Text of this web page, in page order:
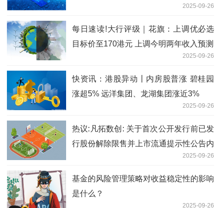
2025-09-26
每日速读!大行评级｜花旗：上调优必选
目标价至170港元 上调今明两年收入预测
2025-09-26
快资讯：港股异动丨内房股普涨 碧桂园
涨超5% 远洋集团、龙湖集团涨近3%
2025-09-26
热议:凡拓数创: 关于首次公开发行前已发
行股份解除限售并上市流通提示性公告内
2025-09-26
基金的风险管理策略对收益稳定性的影响
是什么？
2025-09-26